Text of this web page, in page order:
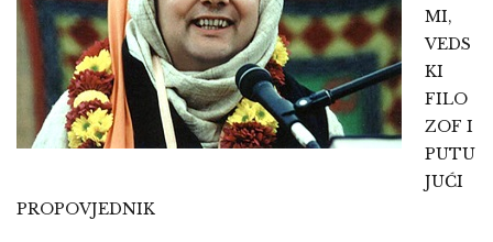
MI,
VEDS
KI
FILO
ZOF I
PUTU
JUĆI
PROPOVJEDNIK